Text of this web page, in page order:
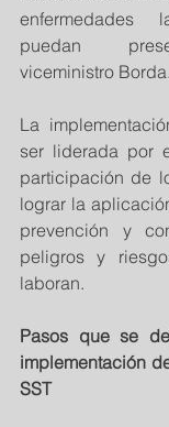
enfermedades
puedan
viceministro Borda.
La
ser liderada por
participación de
lograr la
prevención y
peligros y
laboran.
Pasos que se
implementación
SST